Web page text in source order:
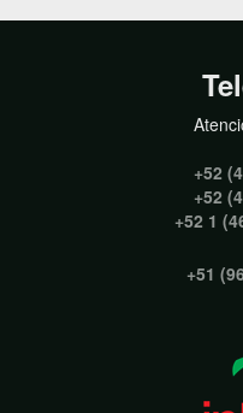
+52
+52
+52 1
+51